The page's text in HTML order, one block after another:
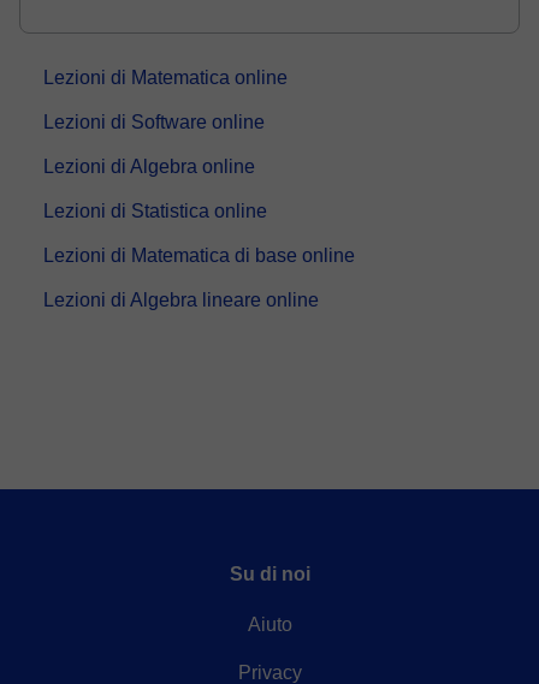
Lezioni di Matematica online
Lezioni di Software online
Lezioni di Algebra online
Lezioni di Statistica online
Lezioni di Matematica di base online
Lezioni di Algebra lineare online
Su di noi
Aiuto
Privacy